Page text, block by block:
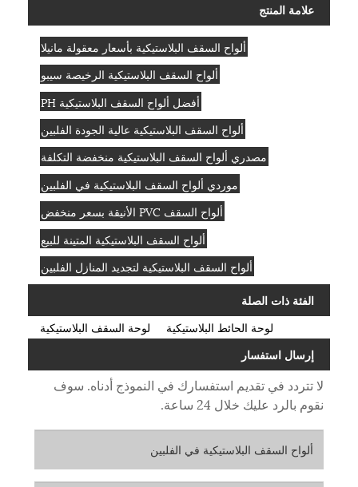
علامة المنتج
ألواح السقف البلاستيكية بأسعار معقولة مانيلا
ألواح السقف البلاستيكية الرخيصة سيبو
أفضل ألواح السقف البلاستيكية PH
ألواح السقف البلاستيكية عالية الجودة الفلبين
مصدري ألواح السقف البلاستيكية منخفضة التكلفة
موردي ألواح السقف البلاستيكية في الفلبين
ألواح السقف PVC الأنيقة بسعر منخفض
ألواح السقف البلاستيكية المتينة للبيع
ألواح السقف البلاستيكية لتجديد المنازل الفلبين
الفئة ذات الصلة
لوحة السقف البلاستيكية
لوحة الحائط البلاستيكية
إرسال استفسار
لا تتردد في تقديم استفسارك في النموذج أدناه. سوف
نقوم بالرد عليك خلال 24 ساعة.